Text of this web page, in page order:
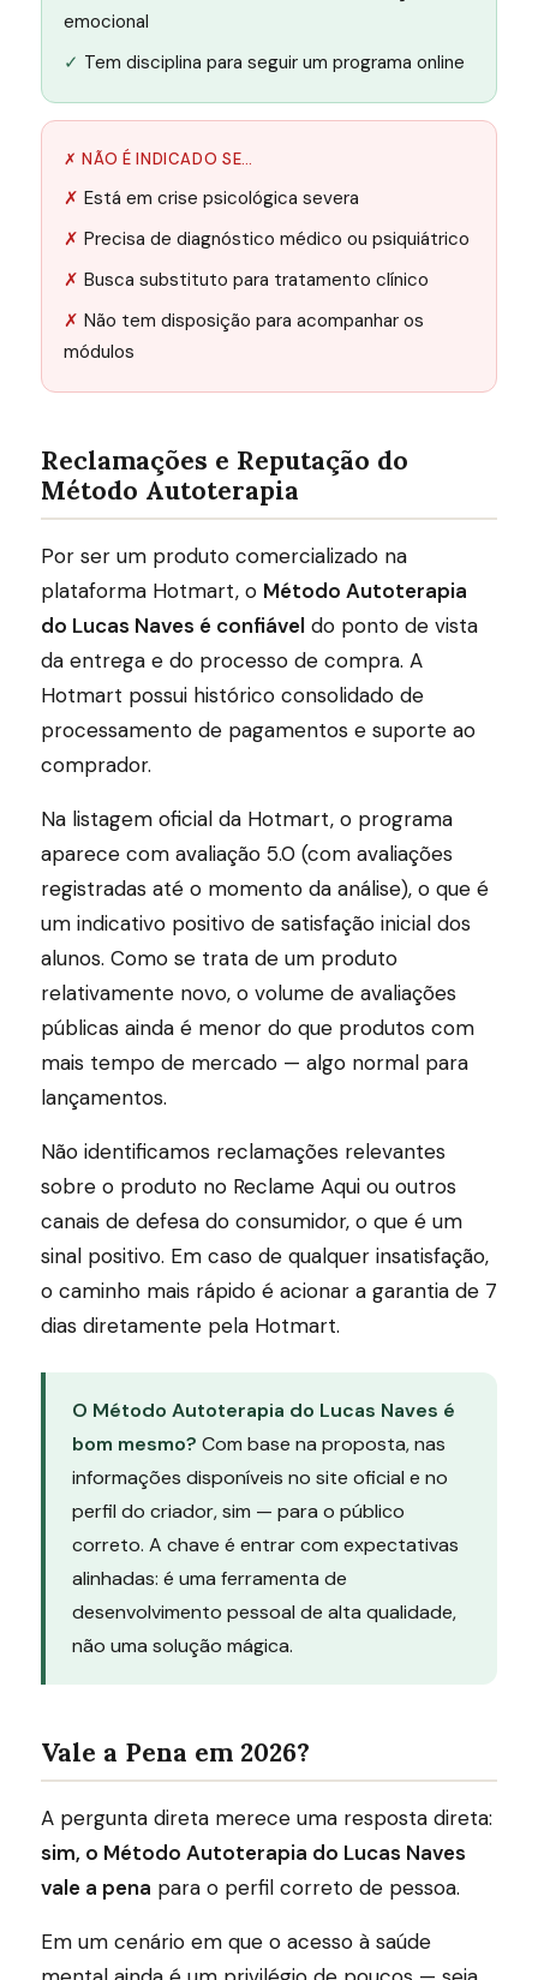
emocional
Tem disciplina para seguir um programa online
✗ NÃO É INDICADO SE…
Está em crise psicológica severa
Precisa de diagnóstico médico ou psiquiátrico
Busca substituto para tratamento clínico
Não tem disposição para acompanhar os
módulos
Reclamações e Reputação do
Método Autoterapia
Por ser um produto comercializado na
plataforma Hotmart, o Método Autoterapia
do Lucas Naves é confiável do ponto de vista
da entrega e do processo de compra. A
Hotmart possui histórico consolidado de
processamento de pagamentos e suporte ao
comprador.
Na listagem oficial da Hotmart, o programa
aparece com avaliação 5.0 (com avaliações
registradas até o momento da análise), o que é
um indicativo positivo de satisfação inicial dos
alunos. Como se trata de um produto
relativamente novo, o volume de avaliações
públicas ainda é menor do que produtos com
mais tempo de mercado — algo normal para
lançamentos.
Não identificamos reclamações relevantes
sobre o produto no Reclame Aqui ou outros
canais de defesa do consumidor, o que é um
sinal positivo. Em caso de qualquer insatisfação,
o caminho mais rápido é acionar a garantia de 7
dias diretamente pela Hotmart.
O Método Autoterapia do Lucas Naves é
bom mesmo? Com base na proposta, nas
informações disponíveis no site oficial e no
perfil do criador, sim — para o público
correto. A chave é entrar com expectativas
alinhadas: é uma ferramenta de
desenvolvimento pessoal de alta qualidade,
não uma solução mágica.
Vale a Pena em 2026?
A pergunta direta merece uma resposta direta:
sim, o Método Autoterapia do Lucas Naves
vale a pena para o perfil correto de pessoa.
Em um cenário em que o acesso à saúde